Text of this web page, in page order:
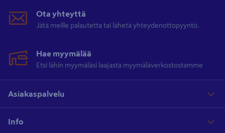
Ota yhteyttä
Jätä meille palautetta tai lähetä yhteydenottopyyntö.
Hae myymälää
Etsi lähin myymäläsi laajasta myymäläverkostostamme
Asiakaspalvelu
Info